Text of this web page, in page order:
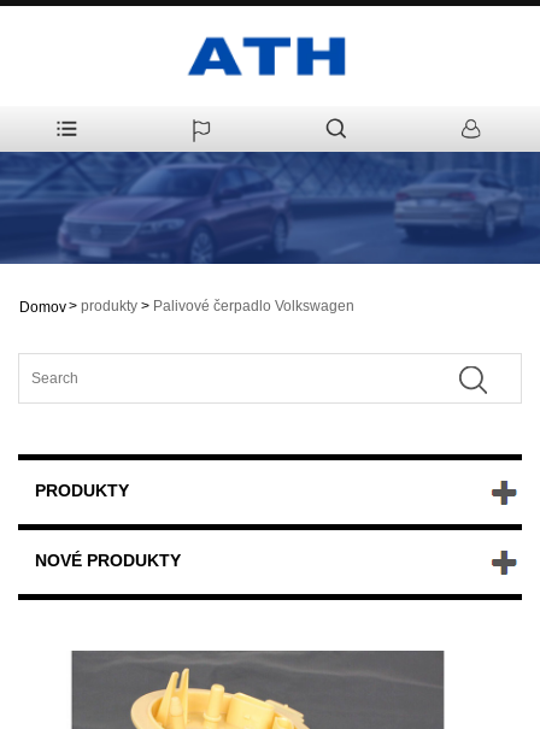
Domov> produkty > Palivové čerpadlo Volkswagen
PRODUKTY
NOVÉ PRODUKTY